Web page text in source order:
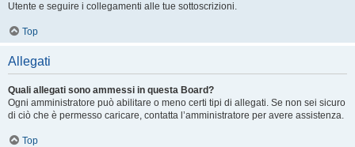
Utente e seguire i collegamenti alle tue sottoscrizioni.
Top
Allegati
Quali allegati sono ammessi in questa Board?
Ogni amministratore può abilitare o meno certi tipi di allegati. Se non sei sicuro
di ciò che è permesso caricare, contatta l’amministratore per avere assistenza.
Top